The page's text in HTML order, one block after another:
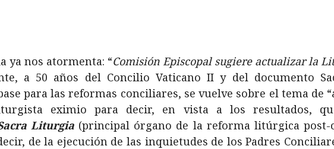
ya nos atormenta: “Comisión Episcopal sugiere actualizar la
a 50 años del Concilio Vaticano II y del documento
para las reformas conciliares, se vuelve sobre el tema de
eximio para decir, en vista a los resultados,
Liturgia (principal órgano de la reforma litúrgica post-
de la ejecución de las inquietudes de los Padres